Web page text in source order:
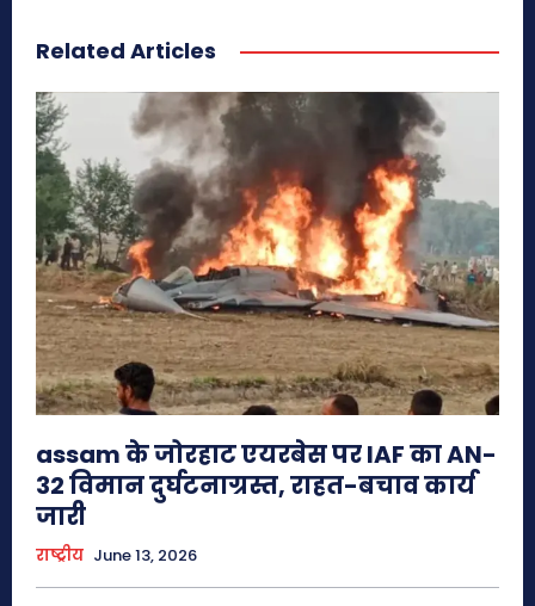
Related Articles
assam के जोरहाट एयरबेस पर IAF का AN-
32 विमान दुर्घटनाग्रस्त, राहत-बचाव कार्य
जारी
राष्ट्रीय June 13, 2026